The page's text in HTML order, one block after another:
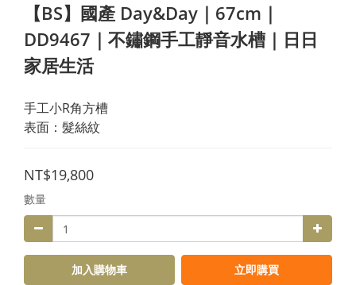
【BS】國產 Day&Day｜67cm｜
DD9467｜不鏽鋼手工靜音水槽｜日日
家居生活
手工小R角方槽
表面：髮絲紋
NT$19,800
數量
加入購物車 立即購買